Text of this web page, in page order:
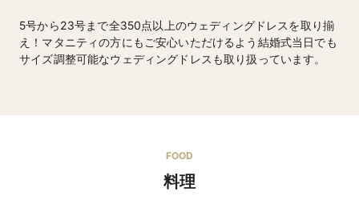
5号から23号まで全350点以上のウェディングドレスを取り揃
え！マタニティの方にもご安心いただけるよう結婚式当日でも
サイズ調整可能なウェディングドレスも取り扱っています。
FOOD
料理